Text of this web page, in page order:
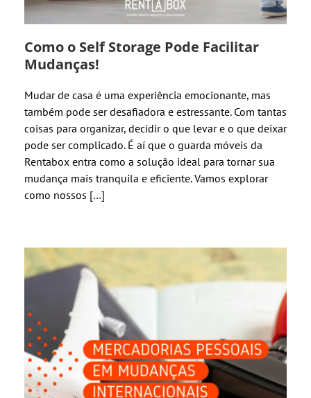
Como o Self Storage Pode Facilitar
Mudanças!
Mudar de casa é uma experiência emocionante, mas
também pode ser desafiadora e estressante. Com tantas
coisas para organizar, decidir o que levar e o que deixar
pode ser complicado. É aí que o guarda móveis da
Rentabox entra como a solução ideal para tornar sua
mudança mais tranquila e eficiente. Vamos explorar
como nossos […]